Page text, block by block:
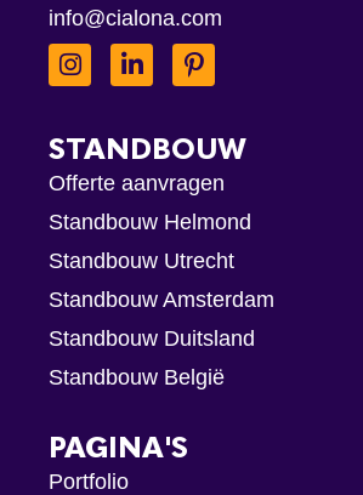
info@cialona.com
STANDBOUW
Offerte aanvragen
Standbouw Helmond
Standbouw Utrecht
Standbouw Amsterdam
Standbouw Duitsland
Standbouw België
PAGINA'S
Portfolio